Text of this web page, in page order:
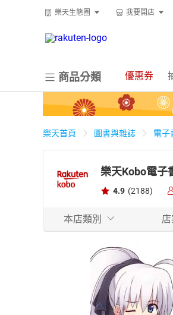
樂天生態圈 我要開店
商品分類 優惠券
樂天首頁 圖書與雜誌 電子
樂天Kobo電子
4.9 (2188)
本店類別